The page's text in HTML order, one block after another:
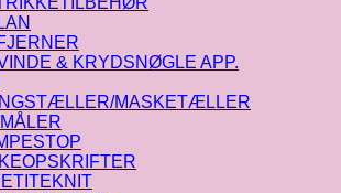
& KRYDSNØGLE APP.
MASKETÆLLER